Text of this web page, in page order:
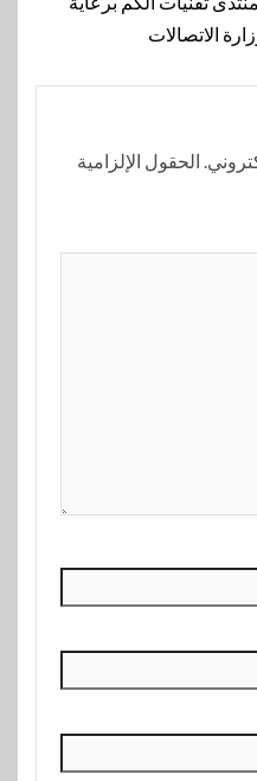
الاتصالات
الحقول الإلزامية